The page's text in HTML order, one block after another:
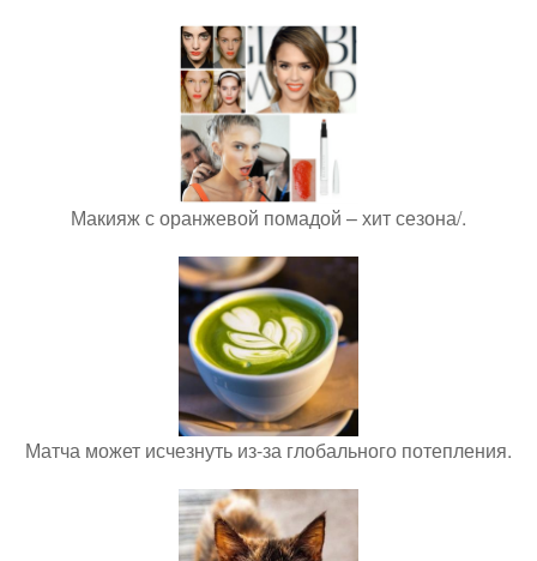
Макияж с оранжевой помадой – хит сезона/.
Матча может исчезнуть из-за глобального потепления.